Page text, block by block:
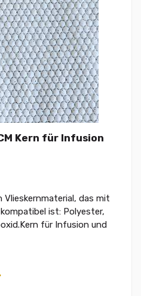
Kern für Infusion
Vlieskernmaterial, das mit
ist: Polyester,
für Infusion und